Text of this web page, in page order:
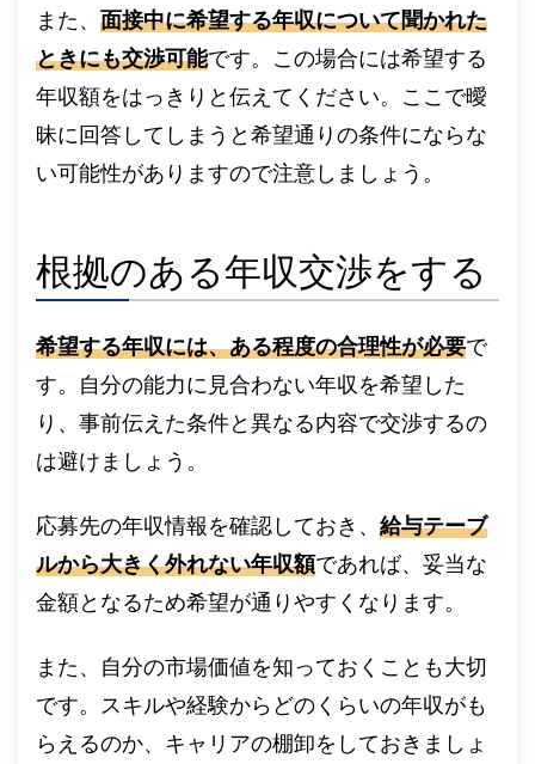
また、 面接中に希望する年収について聞かれた
ときにも交渉可能です。この場合には希望する
年収額をはっきりと伝えてください。ここで曖
昧に回答してしまうと希望通りの条件にならな
い可能性がありますので注意しましょう。
根拠のある年収交渉をする
希望する年収には、ある程度の合理性が必要で
す。自分の能力に見合わない年収を希望した
り、事前伝えた条件と異なる内容で交渉するの
は避けましょう。
応募先の年収情報を確認しておき、 給与テーブ
ルから大きく外れない年収額であれば、妥当な
金額となるため希望が通りやすくなります。
また、自分の市場価値を知っておくことも大切
です。スキルや経験からどのくらいの年収がも
らえるのか、キャリアの棚卸をしておきましょ